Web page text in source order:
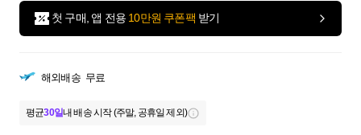
첫 구매, 앱 전용 10만원 쿠폰팩 받기
해외배송 무료
평균30일내 배송 시작 (주말, 공휴일 제외)